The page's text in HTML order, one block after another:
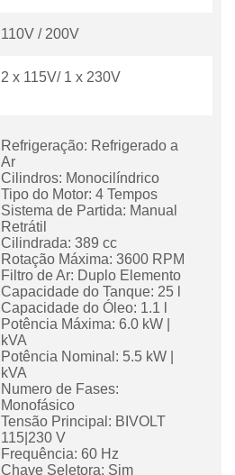
110V / 200V
2 x 115V/ 1 x 230V
Refrigeração: Refrigerado a
Ar
Cilindros: Monocilíndrico
Tipo do Motor: 4 Tempos
Sistema de Partida: Manual
Retrátil
Cilindrada: 389 cc
Rotação Máxima: 3600 RPM
Filtro de Ar: Duplo Elemento
Capacidade do Tanque: 25 l
Capacidade do Óleo: 1.1 l
Potência Máxima: 6.0 kW |
kVA
Potência Nominal: 5.5 kW |
kVA
Numero de Fases:
Monofásico
Tensão Principal: BIVOLT
115|230 V
Frequência: 60 Hz
Chave Seletora: Sim